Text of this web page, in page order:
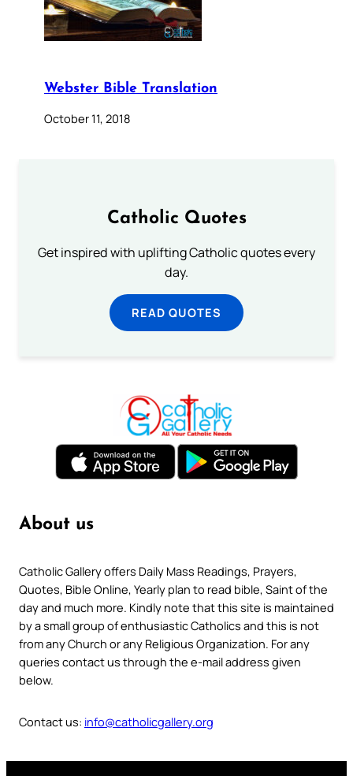
Webster Bible Translation
October 11, 2018
Catholic Quotes
Get inspired with uplifting Catholic quotes every
day.
READ QUOTES
About us
Catholic Gallery offers Daily Mass Readings, Prayers,
Quotes, Bible Online, Yearly plan to read bible, Saint of the
day and much more. Kindly note that this site is maintained
by a small group of enthusiastic Catholics and this is not
from any Church or any Religious Organization. For any
queries contact us through the e-mail address given
below.
Contact us: info@catholicgallery.org